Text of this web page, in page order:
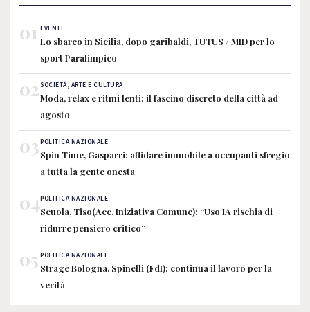
01 EVENTI
Lo sbarco in Sicilia, dopo garibaldi, TUTUS / MID per lo
sport Paralimpico
02SOCIETÀ, ARTE E CULTURA
Moda, relax e ritmi lenti: il fascino discreto della città ad
agosto
03POLITICA NAZIONALE
Spin Time, Gasparri: affidare immobile a occupanti sfregio
a tutta la gente onesta
04POLITICA NAZIONALE
Scuola, Tiso(Acc. Iniziativa Comune): “Uso IA rischia di
ridurre pensiero critico”
05 POLITICA NAZIONALE
Strage Bologna. Spinelli (FdI): continua il lavoro per la
verità